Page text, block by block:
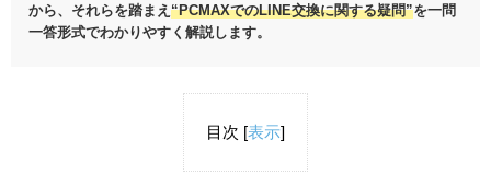
から、それらを踏まえ “PCMAXでのLINE交換に関する疑問”を一問
一答形式でわかりやすく解説します。
目次 [表示]